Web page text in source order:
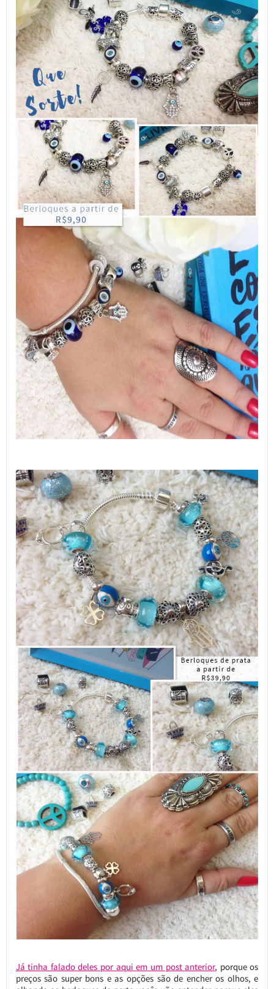
Já tinha falado deles por aqui em um post anterior, porque os
preços são super bons e as opções são de encher os olhos, e